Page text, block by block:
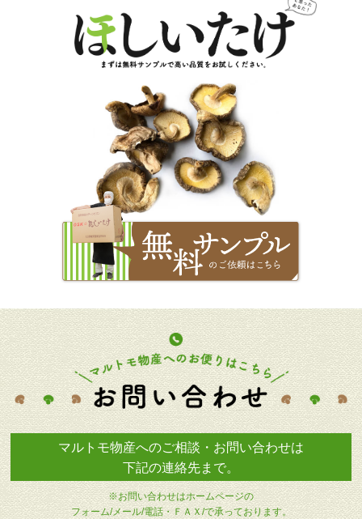
マルトモ物産へのご相談・お問い合わせは
下記の連絡先まで。
※お問い合わせはホームページの
フォーム/メール/電話・ＦＡＸ/で承っております。